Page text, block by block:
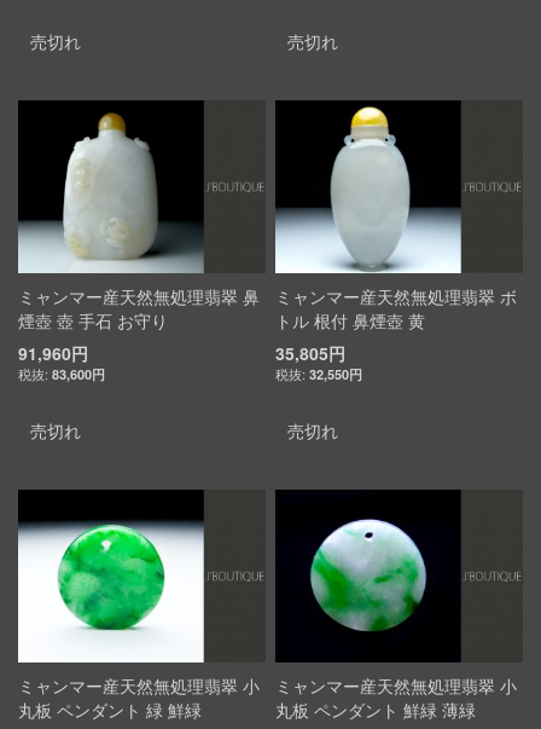
売切れ 売切れ
ミャンマー産天然無処理翡翠 鼻
煙壺 壺 手石 お守り
91,960円
83,600円
売切れ
ミャンマー産天然無処理翡翠 ボ
トル 根付 鼻煙壺 黄
35,805円
32,550円
売切れ
ミャンマー産天然無処理翡翠 小
丸板 ペンダント 緑 鮮緑
ミャンマー産天然無処理翡翠 小
丸板 ペンダント 鮮緑 薄緑